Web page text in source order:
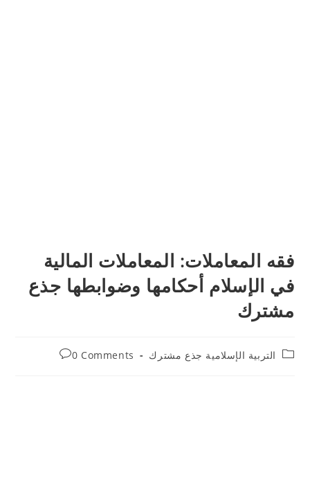
فقه المعاملات: المعاملات المالية
في الإسلام أحكامها وضوابطها جذع
مشترك
Postالتربية الإسلامية جذع مشترك
Post
0 Comments